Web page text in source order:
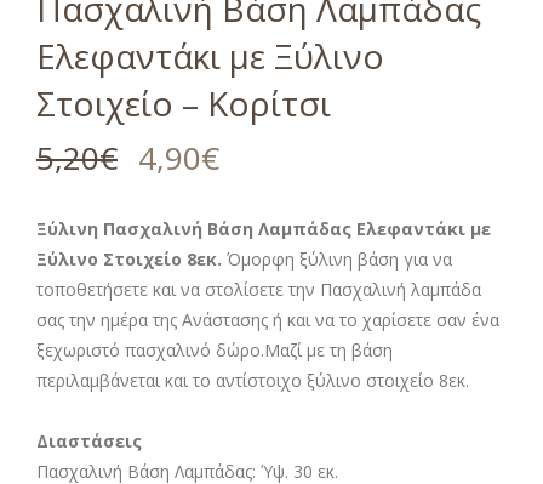
Ελεφαντάκι με Ξύλινο
Στοιχείο – Κορίτσι
5,20€ 4,90€
Ξύλινη Πασχαλινή Βάση Λαμπάδας Ελεφαντάκι με
Ξύλινο Στοιχείο 8εκ. Όμορφη ξύλινη βάση για να
τοποθετήσετε και να στολίσετε την Πασχαλινή λαμπάδα
σας την ημέρα της Ανάστασης ή και να το χαρίσετε σαν ένα
ξεχωριστό πασχαλινό δώρο.Μαζί με τη βάση
περιλαμβάνεται και το αντίστοιχο ξύλινο στοιχείο 8εκ.
Διαστάσεις
Πασχαλινή Βάση Λαμπάδας: Ύψ. 30 εκ.